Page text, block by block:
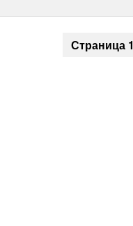
Страница 1